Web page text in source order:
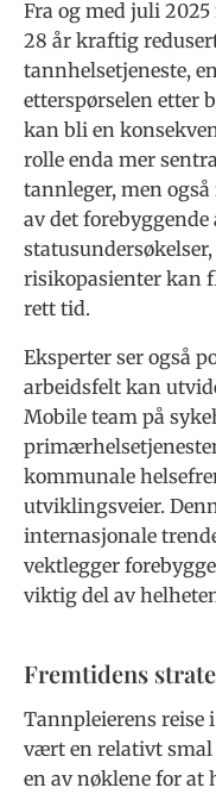
Fra og med juli
28 år kraftig
tannhelsetjeneste,
etterspørselen etter
kan bli en
rolle enda mer
tannleger, men
av det
risikopasienter kan
rett tid.
Eksperter ser også
arbeidsfelt kan
Mobile team på
kommunale
utviklingsveier.
internasjonale
vektlegger
viktig del av
Fremtidens
Tannpleierens reise
vært en relativt smal
en av nøklene for at